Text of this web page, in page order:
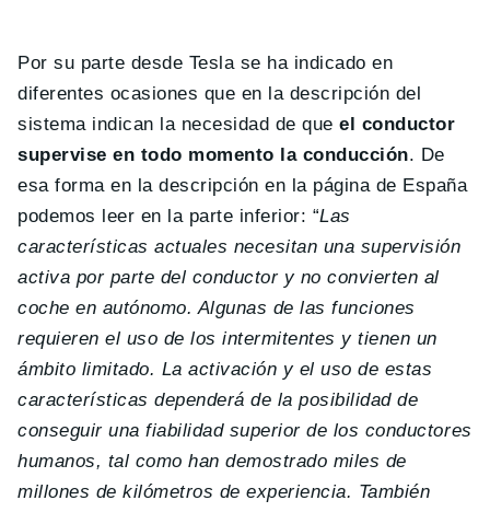
Por su parte desde Tesla se ha indicado en
diferentes ocasiones que en la descripción del
sistema indican la necesidad de que el conductor
supervise en todo momento la conducción. De
esa forma en la descripción en la página de España
podemos leer en la parte inferior: “Las
características actuales necesitan una supervisión
activa por parte del conductor y no convierten al
coche en autónomo. Algunas de las funciones
requieren el uso de los intermitentes y tienen un
ámbito limitado. La activación y el uso de estas
características dependerá de la posibilidad de
conseguir una fiabilidad superior de los conductores
humanos, tal como han demostrado miles de
millones de kilómetros de experiencia. También